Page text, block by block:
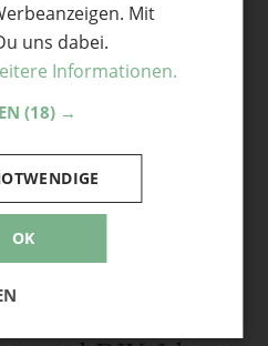
Mit
uns dabei.
Informationen.
(18) →
OK